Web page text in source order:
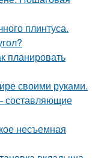
плинтуса.
планировать
своими руками.
составляющие
несъемная